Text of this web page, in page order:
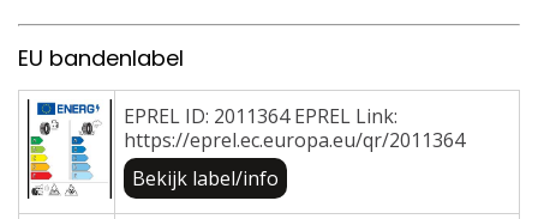
EU bandenlabel
EPREL ID: 2011364 EPREL Link:
https://eprel.ec.europa.eu/qr/2011364
Bekijk label/info